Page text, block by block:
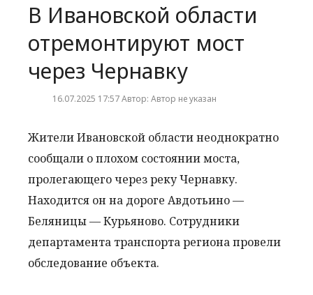
Городские события
В Ивановской области
отремонтируют мост
через Чернавку
16.07.2025 17:57 Автор: Автор не указан
Жители Ивановской области неоднократно
сообщали о плохом состоянии моста,
пролегающего через реку Чернавку.
Находится он на дороге Авдотьино —
Беляницы — Курьяново. Сотрудники
департамента транспорта региона провели
обследование объекта.